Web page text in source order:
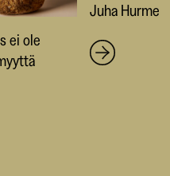
ei ole
Juha Hurme